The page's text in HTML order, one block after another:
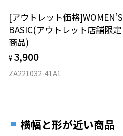
材質
フロント素材：French Plastic
[アウトレット価格]WOMEN’S
BASIC(アウトレット店舗限定
商品)
¥ 3,900
ZA221032-41A1
横幅と形が近い商品